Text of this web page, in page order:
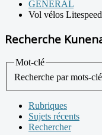
GENERAL
Vol vélos
Recherche
Mot-clé
Recherche par mots-
Rubriques
Sujets récents
Rechercher